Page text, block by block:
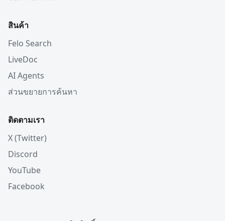
สินค้า
Felo Search
LiveDoc
AI Agents
ส่วนขยายการค้นหา
ติดตามเรา
X (Twitter)
Discord
YouTube
Facebook